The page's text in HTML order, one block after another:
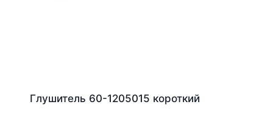
Глушитель 60-1205015 короткий